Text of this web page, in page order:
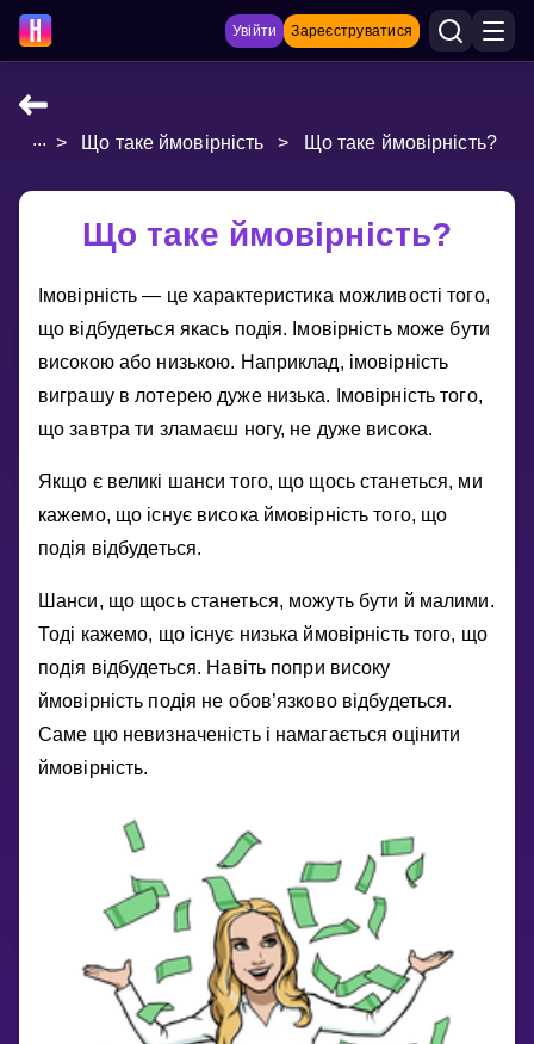
Увійти Зареєструватися
НАВЧАЛЬНІ МАТЕРІАЛИ
Показати більше
ІГРИ
Multiplication Master
Select curriculum
... > Що таке ймовірність > Що таке ймовірність?
Що таке ймовірність?
Iмовiрнiсть — це характеристика можливостi того,
що вiдбудеться якась подiя. Iмовiрнiсть може бути
високою або низькою. Наприклад, iмовiрнiсть
виграшу в лотерею дуже низька. Iмовiрнiсть того,
що завтра ти зламаєш ногу, не дуже висока.
Якщо є великi шанси того, що щось станеться, ми
кажемо, що iснує висока ймовiрнiсть того, що
подiя вiдбудеться.
Шанси, що щось станеться, можуть бути й малими.
Тодi кажемо, що iснує низька ймовiрнiсть того, що
подiя вiдбудеться. Навiть попри високу
ймовiрнiсть подiя не обов’язково вiдбудеться.
Саме цю невизначенiсть i намагається оцiнити
ймовiрнiсть.